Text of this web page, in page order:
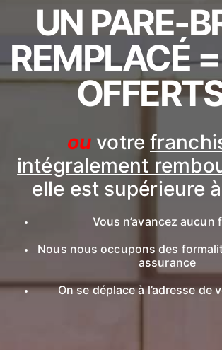
UN PARE-
REMPLACÉ
ou votre
intégralement
elle est supérieure
Vous n’avancez aucun
Nous nous occupons des
assurance
On se déplace à l’adresse de